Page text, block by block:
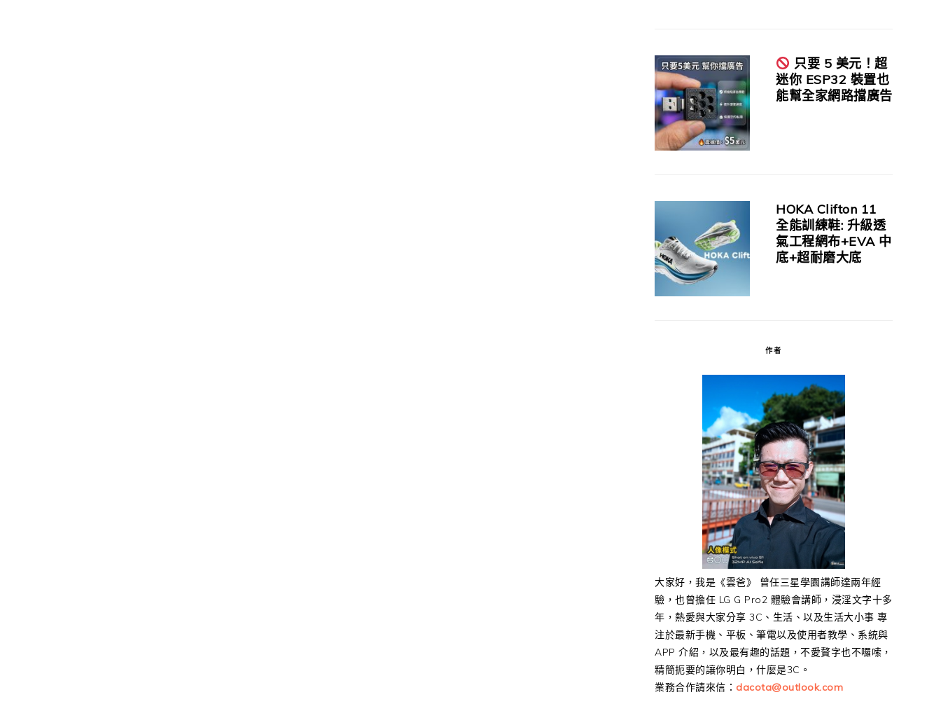
只要 5 美元！超
迷你 ESP32 裝置也
能幫全家網路擋廣告
HOKA Clifton 11
全能訓練鞋: 升級透
氣工程網布+EVA 中
底+超耐磨大底
作者
大家好，我是《雲爸》 曾任三星學園講師達兩年經
驗，也曾擔任 LG G Pro2 體驗會講師，浸淫文字十多
年，熱愛與大家分享 3C、生活、以及生活大小事 專
注於最新手機、平板、筆電以及使用者教學、系統與
APP 介紹，以及最有趣的話題，不愛贅字也不囉嗦，
精簡扼要的讓你明白，什麼是3C。
業務合作請來信： dacota@outlook.com